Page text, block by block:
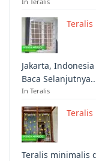
Jakarta,
Baca
In Teralis
Teralis minimalis